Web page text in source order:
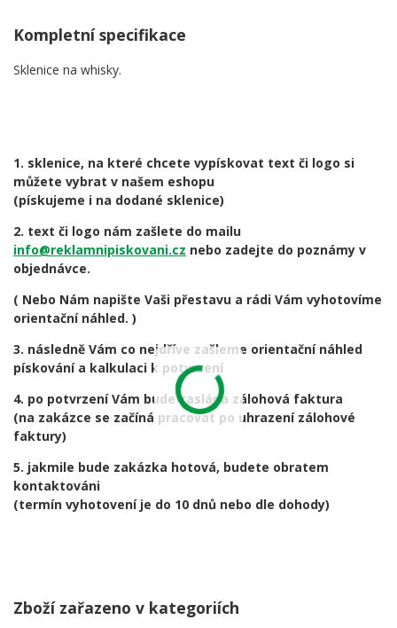
Kompletní specifikace
Sklenice na whisky.
1. sklenice, na které chcete vypískovat text či logo si
můžete vybrat v našem eshopu
(pískujeme i na dodané sklenice)
2. text či logo nám zašlete do mailu
info@reklamnipiskovani.cz nebo zadejte do poznámy v
objednávce.
( Nebo Nám napište Vaši přestavu a rádi Vám vyhotovíme
orientační náhled. )
3. následně Vám co nejdříve zašleme orientační náhled
pískování a kalkulaci k potvrzení
4. po potvrzení Vám bude zaslána zálohová faktura
(na zakázce se začíná pracovat po uhrazení zálohové
faktury)
5. jakmile bude zakázka hotová, budete obratem
kontaktováni
(termín vyhotovení je do 10 dnů nebo dle dohody)
Zboží zařazeno v kategoriích